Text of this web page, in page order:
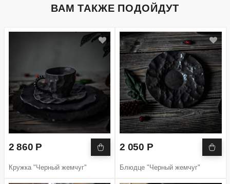
ВАМ ТАКЖЕ ПОДОЙДУТ
2 860 Р
Кружка "Черный жемчуг"
2 050 Р
Блюдце "Черный жемчуг"